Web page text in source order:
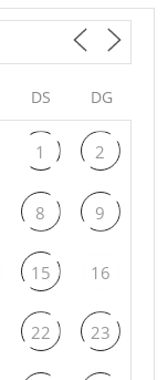
DS DG
1 2
8 9
15 16
22 23